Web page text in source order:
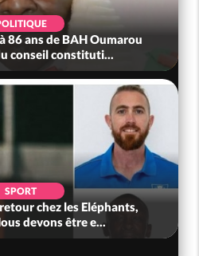
86 ans de BAH Oumarou
conseil constituti...
SPORT
chez les Eléphants,
devons être e...